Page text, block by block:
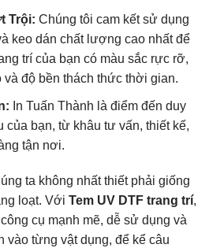
Trội: Chúng tôi cam kết sử dụng
keo dán chất lượng cao nhất để
trí của bạn có màu sắc rực rỡ,
và độ bền thách thức thời gian.
In Tuấn Thành là điểm đến duy
của bạn, từ khâu tư vấn, thiết kế,
tận nơi.
ta không nhất thiết phải giống
loạt. Với Tem UV DTF trang trí,
cụ mạnh mẽ, dễ sử dụng và
vào từng vật dụng, để kể câu